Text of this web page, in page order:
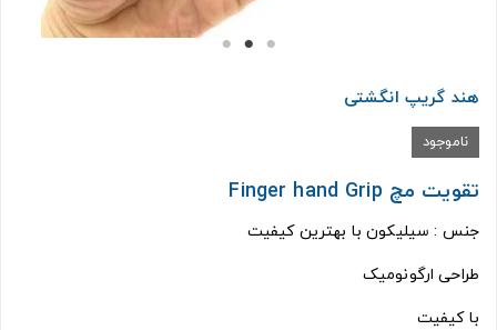
هند گریپ انگشتی
ناموجود
تقویت مچ Finger hand Grip
جنس : سیلیکون با بهترین کیفیت
طراحی ارگونومیک
با کیفیت